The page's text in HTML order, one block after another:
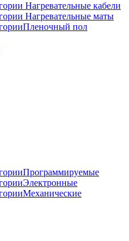
Нагревательные кабели
Нагревательные маты
Пленочный пол
Программируемые
Электронные
Механические